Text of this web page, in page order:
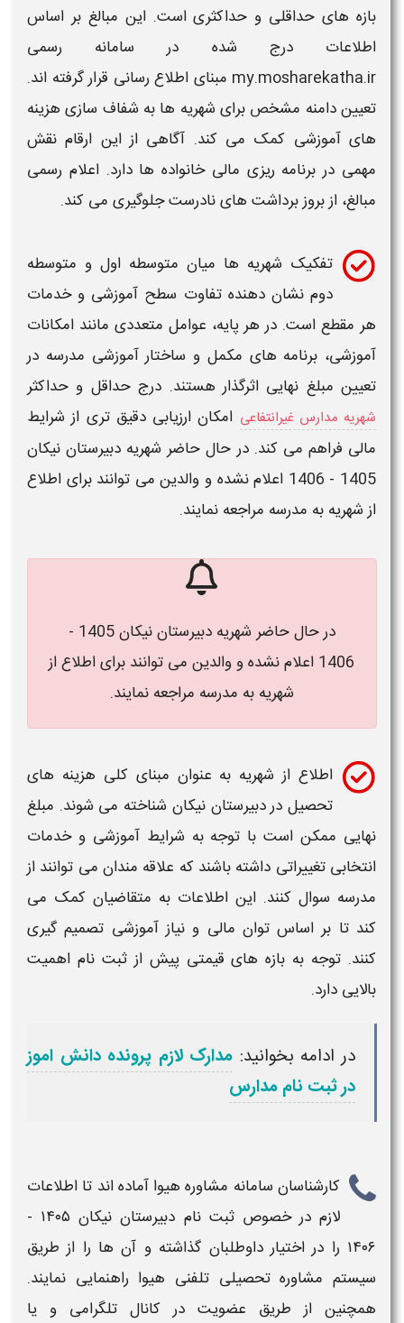
بازه های حداقلی و حداکثری است. این مبالغ بر اساس
اطلاعات درج شده در سامانه رسمی
my.mosharekatha.ir مبنای اطلاع رسانی قرار گرفته اند.
تعیین دامنه مشخص برای شهریه ها به شفاف سازی هزینه
های آموزشی کمک می کند. آگاهی از این ارقام نقش
مهمی در برنامه ریزی مالی خانواده ها دارد. اعلام رسمی
مبالغ، از بروز برداشت های نادرست جلوگیری می کند.
تفکیک شهریه ها میان متوسطه اول و متوسطه
دومنشان دهنده تفاوت سطح آموزشی و خدمات
هر مقطع است. در هر پایه، عوامل متعددی مانند امکانات
آموزشی، برنامه های مکمل و ساختار آموزشی مدرسه در
تعیین مبلغ نهایی اثرگذار هستند. درج حداقل و حداکثر
شهریه مدارس غیرانتفاعی امکان ارزیابی دقیق تری از شرایط
مالی فراهم می کند. در حال حاضر شهریه دبیرستان نیکان
1405 - 1406
اعلام نشده و والدین می توانند برای اطلاع
از شهریه به مدرسه مراجعه نمایند.
در حال حاضر شهریه دبیرستان نیکان 1405 -
1406 اعلام نشده و والدین می توانند برای اطلاع از
شهریه به مدرسه مراجعه نمایند.
اطلاع از شهریه به عنوان مبنای کلی هزینه های
تحصیل دردبیرستان نیکان شناخته می شوند. مبلغ
نهایی ممکن است با توجه به شرایط آموزشی و خدمات
انتخابی تغییراتی داشته باشند که علاقه مندان می توانند از
مدرسه سوال کنند. این اطلاعات به متقاضیان کمک می
کند تا بر اساس توان مالی و نیاز آموزشی تصمیم گیری
کنند. توجه به بازه های قیمتی پیش ازثبت نام اهمیت
بالایی دارد.
در ادامه بخوانید: مدارک لازم پرونده دانش اموز
در ثبت نام مدارس
کارشناسان سامانه مشاوره هیوا آماده اند تا اطلاعات
لازم در خصوص
ثبت نام دبیرستان نیکان ۱۴۰۵ -
۱۴۰۶ را در اختیار داوطلبان گذاشته و آن ها را از طریق
سیستم مشاوره تحصیلی تلفنی هیوا راهنمایی نمایند.
همچنین از طریق عضویت در کانال تلگرامی و یا